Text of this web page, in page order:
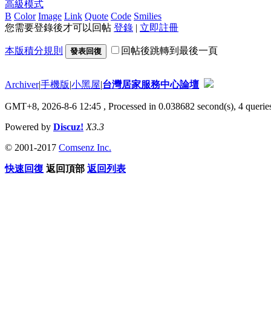
高級模式
B Color Image Link Quote Code Smilies
您需要登錄後才可以回帖 登錄 | 立即註冊
本版積分規則 發表回復 回帖後跳轉到最後一頁
Archiver|手機版|小黑屋|台灣居家服務中心論壇
GMT+8, 2026-8-6 12:45 , Processed in 0.038682 second(s), 4
Powered by Discuz! X3.3
© 2001-2017 Comsenz Inc.
快速回復 返回頂部 返回列表